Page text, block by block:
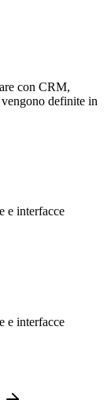
con CRM,
definite in
e interfacce
e interfacce